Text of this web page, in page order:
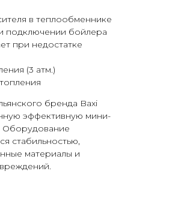
в теплообменнике
подключении бойлера
при недостатке
(3 атм.)
бренда Baxi
эффективную мини-
Оборудование
стабильностью,
материалы и